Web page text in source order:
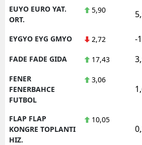
EUYO EURO YAT.
ORT.
5,90
EYGYO EYG GMYO 2,72 -
FADE FADE GIDA 17,43
FENER
FENERBAHCE
FUTBOL
3,06
FLAP FLAP
KONGRE TOPLANTI
HIZ.
10,05